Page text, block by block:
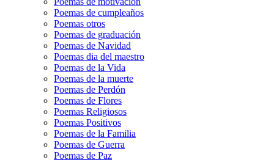
Poemas de cumpleaños
Poemas otros
Poemas de graduación
Poemas de Navidad
Poemas dia del maestro
Poemas de la Vida
Poemas de la muerte
Poemas de Perdón
Poemas de Flores
Poemas Religiosos
Poemas Positivos
Poemas de la Familia
Poemas de Guerra
Poemas de Paz